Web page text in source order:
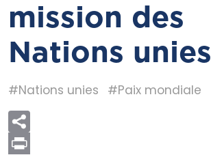
mission des
Nations unies
#Nations unies #Paix mondiale